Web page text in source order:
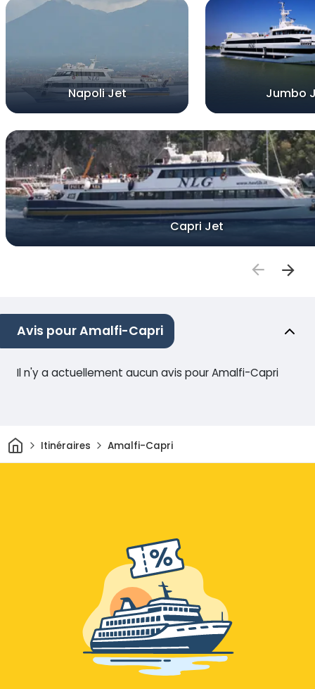
Napoli Jet Jumbo
Capri Jet
Avis pour Amalfi-Capri
Il n'y a actuellement aucun avis pour Amalfi-Capri
Maison
Itinéraires Amalfi-Capri